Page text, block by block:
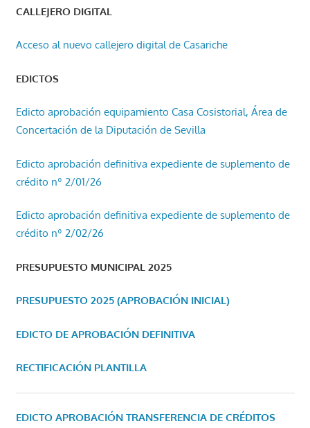
CALLEJERO DIGITAL
Acceso al nuevo callejero digital de Casariche
EDICTOS
Edicto aprobación equipamiento Casa Cosistorial, Área de
Concertación de la Diputación de Sevilla
Edicto aprobación definitiva expediente de suplemento de
crédito nº 2/01/26
Edicto aprobación definitiva expediente de suplemento de
crédito nº 2/02/26
PRESUPUESTO MUNICIPAL 2025
PRESUPUESTO 2025 (APROBACIÓN INICIAL)
EDICTO DE APROBACIÓN DEFINITIVA
RECTIFICACIÓN PLANTILLA
EDICTO APROBACIÓN TRANSFERENCIA DE CRÉDITOS